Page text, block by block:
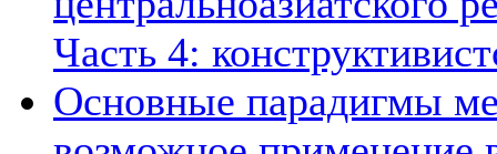
Часть 4:
Основные парадигмы